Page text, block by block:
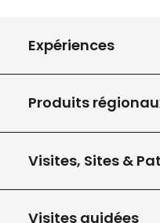
Expériences
Produits
Visites, Sites &
Visites guidées